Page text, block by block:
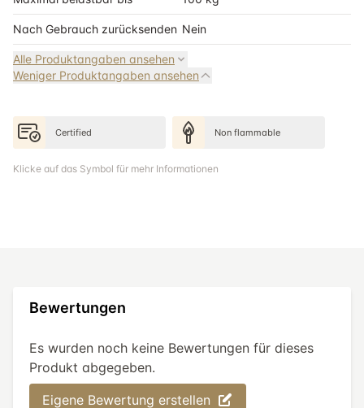
Nach Gebrauch zurücksenden Nein
Alle Produktangaben ansehen
Weniger Produktangaben ansehen
Certified Non flammable
Klicke auf das Symbol für mehr Informationen
Bewertungen
Es wurden noch keine Bewertungen für dieses
Produkt abgegeben.
Eigene Bewertung erstellen